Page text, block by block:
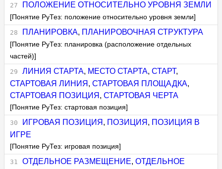
ПОЛОЖЕНИЕ ОТНОСИТЕЛЬНО УРОВНЯ ЗЕМЛИ
[Понятие РуТез: положение относительно уровня земли]
ПЛАНИРОВКА, ПЛАНИРОВОЧНАЯ СТРУКТУРА
[Понятие РуТез: планировка (расположение отдельных
частей)]
ЛИНИЯ СТАРТА, МЕСТО СТАРТА, СТАРТ,
СТАРТОВАЯ ЛИНИЯ ,СТАРТОВАЯ ПЛОЩАДКА,
СТАРТОВАЯ ПОЗИЦИЯ ,СТАРТОВАЯ ЧЕРТА
[Понятие РуТез: стартовая позиция]
ИГРОВАЯ ПОЗИЦИЯ , ПОЗИЦИЯ , ПОЗИЦИЯ В
ИГРЕ
[Понятие РуТез: игровая позиция]
ОТДЕЛЬНОЕ РАЗМЕЩЕНИЕ, ОТДЕЛЬНОЕ